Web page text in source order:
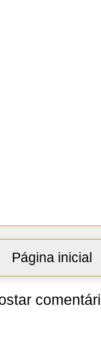
Página inicial